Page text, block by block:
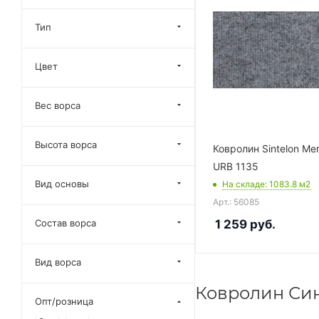
Ковролин Sintelon
URB 1135
На складе: 1083.8 м2
Арт.: 56085
1 259 руб.
Ковролин
Тип
Цвет
Вес ворса
Высота ворса
Вид основы
Состав ворса
Вид ворса
Опт/розница